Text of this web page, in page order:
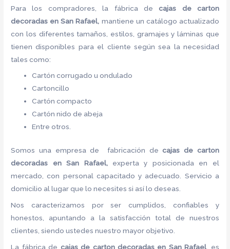
Para los compradores, la fábrica decajas de carton
decoradas en San Rafael, mantiene un catálogo actualizado
con los diferentes tamaños, estilos, gramajes y láminas que
tienen disponibles para el cliente según sea la necesidad
tales como:
Cartón corrugado u ondulado
Cartoncillo
Cartón compacto
Cartón nido de abeja
Entre otros.
Somos una empresa de fabricación decajas de carton
decoradas en San Rafael, experta y posicionada en el
mercado, con personal capacitado y adecuado. Servicio a
domicilio al lugar que lo necesites si así lo deseas.
Nos caracterizamos por ser cumplidos, confiables y
honestos, apuntando a la satisfacción total de nuestros
clientes, siendo ustedes nuestro mayor objetivo.
La fábrica de cajas de carton decoradas en San Rafael , es